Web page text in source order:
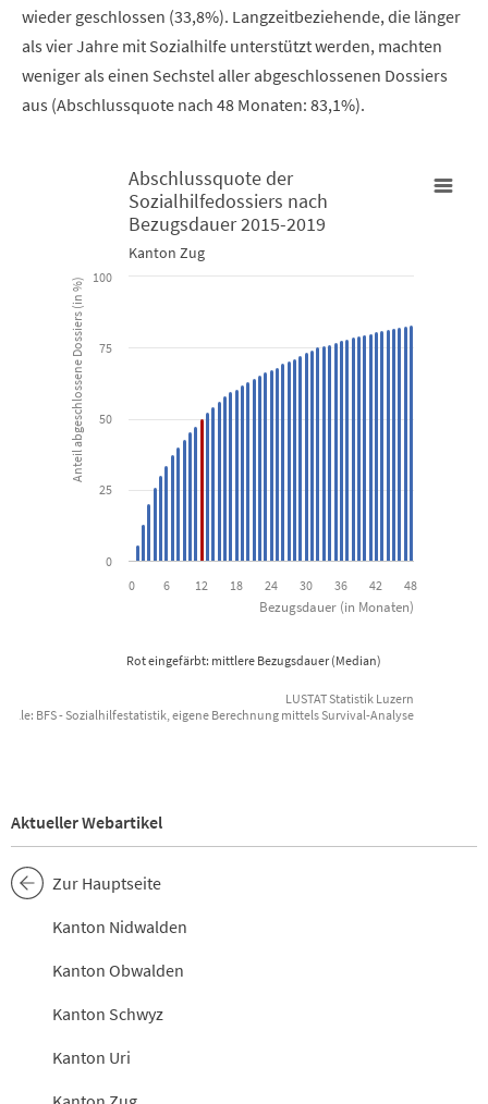
wieder geschlossen (33,8%). Langzeitbeziehende, die länger
als vier Jahre mit Sozialhilfe unterstützt werden, machten
weniger als einen Sechstel aller abgeschlossenen Dossiers
aus (Abschlussquote nach 48 Monaten: 83,1%).
Abschlussquote der Sozialhilfedossiers nach Bezugsdauer
Bar chart with 49 bars.
Kanton Zug
View as data table, Abschlussquote der
The chart has 1 X axis displaying Bezugsdauer (in Monaten).
The chart has 1 Y axis displaying Anteil abgeschlossene
Rot eingefärbt: mittlere Bezugsdauer (Median)
Bezugsdauer (in Monaten)
Anteil abgeschlossene Dossiers (in %)
Abschlussquote der
Sozialhilfedossiers nach
Bezugsdauer 2015-2019
Kanton Zug
0 6 12 18 24 30 36 42 48
0
100
25
50
75
LUSTAT Statistik Luzern
BFS - Sozialhilfestatistik, eigene Berechnung mittels Survival-Analyse
Aktueller Webartikel
Zur Hauptseite
Kanton Nidwalden
Kanton Obwalden
Kanton Schwyz
Kanton Uri